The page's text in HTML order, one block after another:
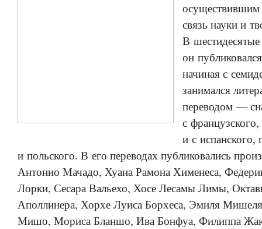
связь науки и
В шестидесятые
он
начиная с
занимался
переводом —
с
и с испанского,
и польского. В его переводах публиковались
Антонио Мачадо, Хуана Рамона Хименеса,
Лорки, Сесара Вальехо, Хосе Лесамы Лимы,
Аполлинера, Хорхе Луиса Борхеса, Эмиля
Мишо, Мориса Бланшо, Ива Бонфуа, Филиппа